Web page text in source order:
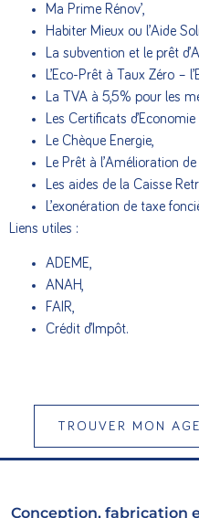
Ma Prime Rénov’,
Habiter Mieux ou l’Aide
La subvention et le prêt
L’Eco-Prêt à Taux Zéro –
La TVA à 5,5% pour les
Les Certificats d’Economie
Le Chèque Energie,
Le Prêt à l’Amélioration
Les aides de la Caisse
L’exonération de taxe
Liens utiles :
ADEME,
ANAH,
FAIR,
Crédit d’Impôt.
TROUVER MON
Conception, fabrication